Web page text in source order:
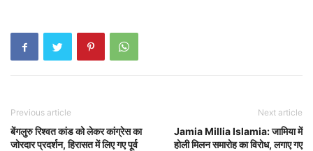
Previous article
बेंगलुरु रिश्वत कांड को लेकर कांग्रेस का
जोरदार प्रदर्शन, हिरासत में लिए गए पूर्व
Next article
Jamia Millia Islamia: जामिया में
होली मिलन समारोह का विरोध, लगाए गए